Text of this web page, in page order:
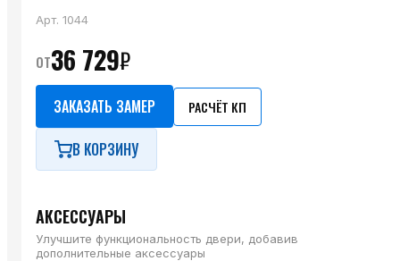
Арт. 1044
от36 729₽
ЗАКАЗАТЬ ЗАМЕР РАСЧЁТ КП
В КОРЗИНУ
АКСЕССУАРЫ
Улучшите функциональность двери, добавив
дополнительные аксессуары